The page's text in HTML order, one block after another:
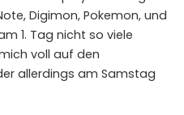
Digimon, Pokemon, und
1. Tag nicht so viele
voll auf den
allerdings am Samstag